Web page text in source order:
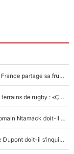
Mis de côté par Fabien Galthié, un joueur du XV de France partage sa frustration : «ils ne me l’ont pas dit tout de suite»
La raison d'être de Matthieu Jalibert en dehors des terrains de rugby : «Ça m'atteint autant que si tu touches à un membre de ma famille»
XV de France - Matthieu Jalibert a tout changé : Romain Ntamack doit-il s’inquiéter pour sa place à un an de la Coupe du monde ?
«Le XV de France est meilleur avec Lucu» : Antoine Dupont doit-il s’inquiéter pour sa place ?